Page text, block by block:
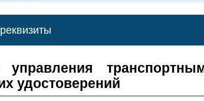
удостоверений